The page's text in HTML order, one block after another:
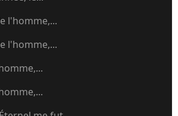
l'homme,...
l'homme,...